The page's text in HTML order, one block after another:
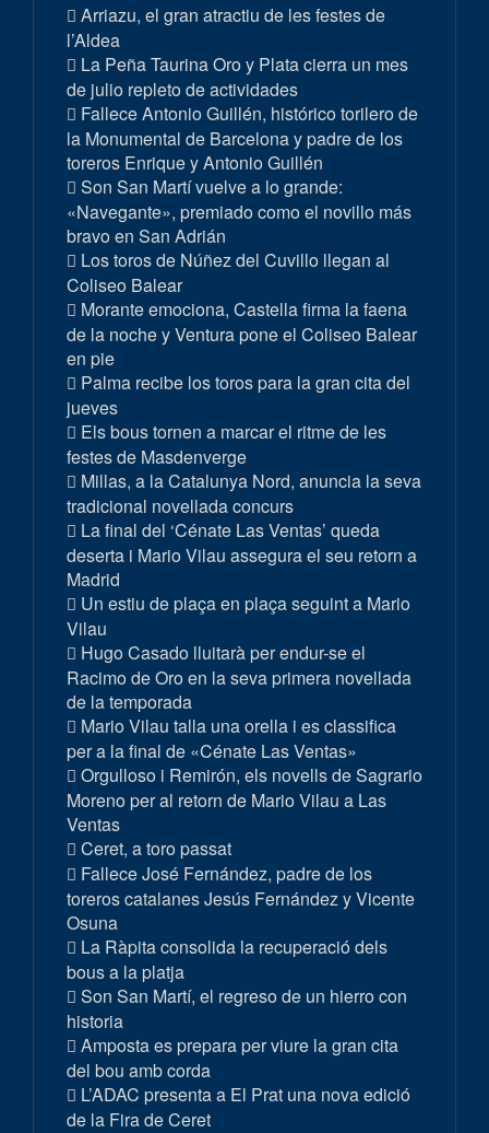
Arriazu, el gran atractiu de les festes de
l’Aldea
La Peña Taurina Oro y Plata cierra un mes
de julio repleto de actividades
Fallece Antonio Guillén, histórico torilero de
la Monumental de Barcelona y padre de los
toreros Enrique y Antonio Guillén
Son San Martí vuelve a lo grande:
«Navegante», premiado como el novillo más
bravo en San Adrián
Los toros de Núñez del Cuvillo llegan al
Coliseo Balear
Morante emociona, Castella firma la faena
de la noche y Ventura pone el Coliseo Balear
en pie
Palma recibe los toros para la gran cita del
jueves
Els bous tornen a marcar el ritme de les
festes de Masdenverge
Millas, a la Catalunya Nord, anuncia la seva
tradicional novellada concurs
La final del ‘Cénate Las Ventas’ queda
deserta i Mario Vilau assegura el seu retorn a
Madrid
Un estiu de plaça en plaça seguint a Mario
Vilau
Hugo Casado lluitarà per endur-se el
Racimo de Oro en la seva primera novellada
de la temporada
Mario Vilau talla una orella i es classifica
per a la final de «Cénate Las Ventas»
Orgulloso i Remirón, els novells de Sagrario
Moreno per al retorn de Mario Vilau a Las
Ventas
Ceret, a toro passat
Fallece José Fernández, padre de los
toreros catalanes Jesús Fernández y Vicente
Osuna
La Ràpita consolida la recuperació dels
bous a la platja
Son San Martí, el regreso de un hierro con
historia
Amposta es prepara per viure la gran cita
del bou amb corda
L’ADAC presenta a El Prat una nova edició
de la Fira de Ceret